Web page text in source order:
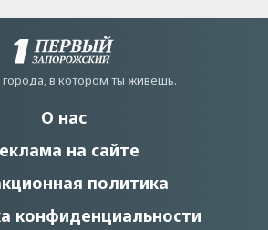
в котором ты живешь.
О нас
на сайте
политика
конфиденциальности